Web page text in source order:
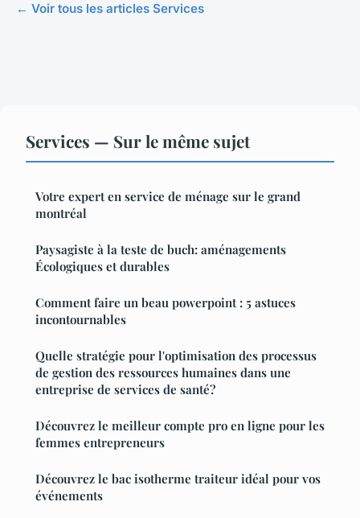
← Voir tous les articles Services
Services — Sur le même sujet
Votre expert en service de ménage sur le grand
montréal
Paysagiste à la teste de buch: aménagements
Écologiques et durables
Comment faire un beau powerpoint : 5 astuces
incontournables
Quelle stratégie pour l'optimisation des processus
de gestion des ressources humaines dans une
entreprise de services de santé?
Découvrez le meilleur compte pro en ligne pour les
femmes entrepreneurs
Découvrez le bac isotherme traiteur idéal pour vos
événements